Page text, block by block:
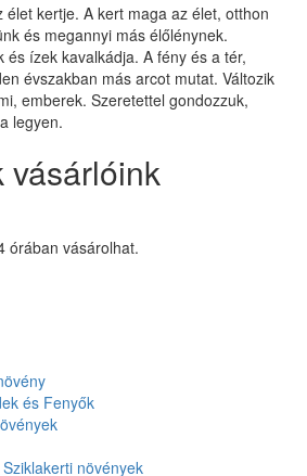
élet kertje. A kert maga az élet, otthon
és megannyi más élőlénynek.
és ízek kavalkádja. A fény és a tér,
évszakban más arcot mutat. Változik
emberek. Szeretettel gondozzuk,
legyen.
vásárlóink
órában vásárolhat.
és Fenyők
növények